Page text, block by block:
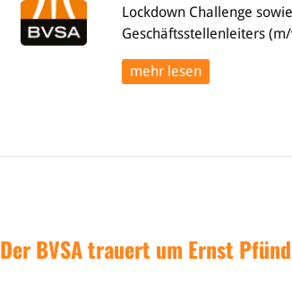
Lockdown Challenge
Geschäftsstellenleiters
mehr lesen
Der BVSA trauert um Ernst